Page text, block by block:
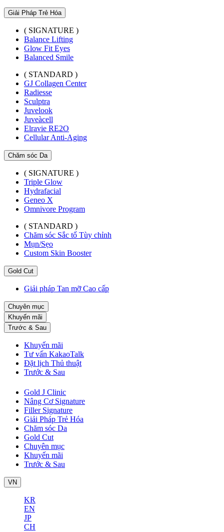
Giải Pháp Trẻ Hóa
( SIGNATURE )
Balance Lifting
Glow Fit Eyes
Balanced Smile
( STANDARD )
GJ Collagen Center
Radiesse
Sculptra
Juvelook
Juveàcell
Elravie RE2O
Cellular Anti-Aging
Chăm sóc Da
( SIGNATURE )
Triple Glow
Hydrafacial
Geneo X
Omnivore Program
( STANDARD )
Chăm sóc Sắc tố Tùy chỉnh
Mụn/Sẹo
Custom Skin Booster
Gold Cut
Giải pháp Tan mỡ Cao cấp
Chuyên mục
Khuyến mãi
Trước & Sau
Khuyến mãi
Tư vấn KakaoTalk
Đặt lịch Thủ thuật
Trước & Sau
Gold J Clinic
Nâng Cơ Signature
Filler Signature
Giải Pháp Trẻ Hóa
Chăm sóc Da
Gold Cut
Chuyên mục
Khuyến mãi
Trước & Sau
VN
KR
EN
JP
CH